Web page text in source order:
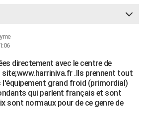
directement avec le centre de
site;www.harriniva.fr .Ils prennent tout
l'équipement grand froid (primordial)
qui parlent français et sont
sont normaux pour de ce genre de